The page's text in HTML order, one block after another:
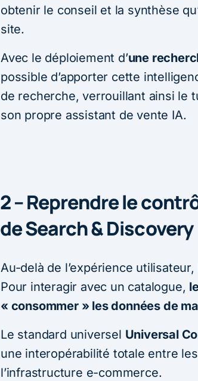
obtenir le conseil et la synthèse
site.
Avec le déploiement d’une
possible d’apporter cette
de recherche, verrouillant ainsi le
son propre assistant de vente IA.
2 – Reprendre le
de Search & Discovery
Au-delà de l’expérience
Pour interagir avec un catalogue,
« consommer » les données de
Le standard universel Universal
une interopérabilité totale entre
l’infrastructure e-commerce.